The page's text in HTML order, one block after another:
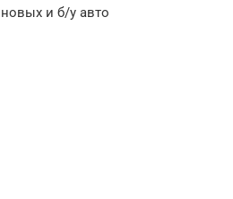
и б/у авто